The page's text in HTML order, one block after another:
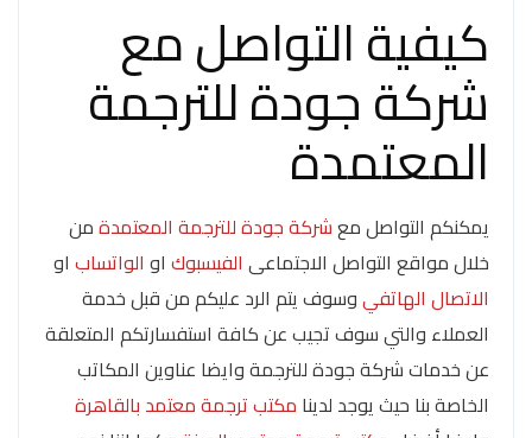
كيفية التواصل مع
شركة جودة للترجمة
المعتمدة
يمكنكم التواصل معشركة جودة للترجمة المعتمدةمن
خلال مواقع التواصل الاجتماعى الفيسبوك او الواتساب او
الاتصال الهاتفيوسوف يتم الرد عليكم من قبل خدمة
العملاء والتي سوف تجيب عن كافة استفسارتكم المتعلقة
عن خدمات شركة جودة للترجمة وايضا عناوين المكاتب
الخاصة بنا حيث يوجد لدينا مكتب ترجمة معتمد بالقاهرة